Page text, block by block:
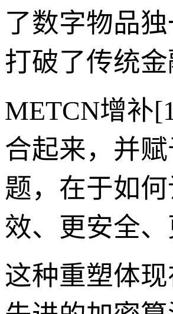
了数字物品
打破了传统
METCN增补
合起来，并
题，在于如
效、更安全
这种重塑体